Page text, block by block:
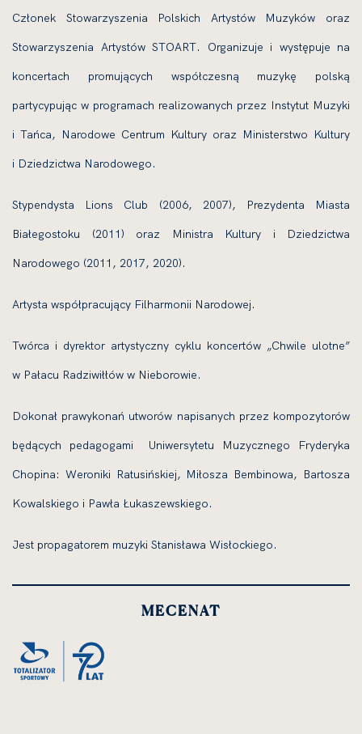
Członek Stowarzyszenia Polskich Artystów Muzyków oraz
Stowarzyszenia Artystów STOART. Organizuje i występuje na
koncertach promujących współczesną muzykę polską
partycypując w programach realizowanych przez Instytut Muzyki
i Tańca, Narodowe Centrum Kultury oraz Ministerstwo Kultury
i Dziedzictwa Narodowego.
Stypendysta Lions Club (2006, 2007), Prezydenta Miasta
Białegostoku (2011) oraz Ministra Kultury i Dziedzictwa
Narodowego (2011, 2017, 2020).
Artysta współpracujący Filharmonii Narodowej.
Twórca i dyrektor artystyczny cyklu koncertów „Chwile ulotne”
w Pałacu Radziwiłłów w Nieborowie.
Dokonał prawykonań utworów napisanych przez kompozytorów
będących pedagogami Uniwersytetu Muzycznego Fryderyka
Chopina: Weroniki Ratusińskiej, Miłosza Bembinowa, Bartosza
Kowalskiego i Pawła Łukaszewskiego.
Jest propagatorem muzyki Stanisława Wisłockiego.
MECENAT